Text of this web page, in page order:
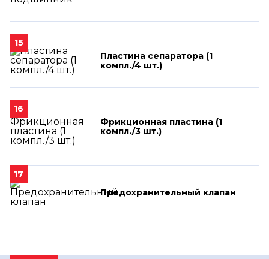
15
Пластина сепаратора (1
компл./4 шт.)
16
Фрикционная пластина (1
компл./3 шт.)
17
Предохранительный клапан